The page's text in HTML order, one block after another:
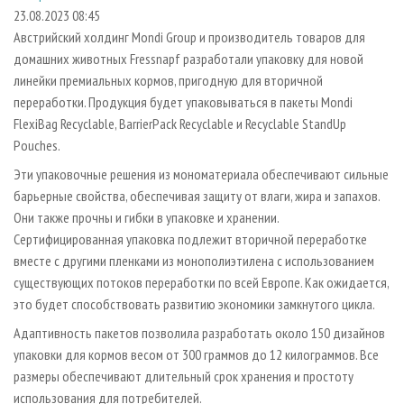
СУШКА ДРЕВЕСИНЫ
ПРОИЗВОДСТВО ДРЕВЕСНЫХ ПЛИТ
ДЕРЕВЯННОЕ ДОМОСТРОЕНИЕ
ПРОИЗВОДСТВО МЕБЕЛИ
БИОЭНЕРГЕТИКА
ИНСТРУМЕНТ И МАТЕРИАЛЫ
ПЕРСОНЫ
МОБИЛЬНЫЕ ВЫСТАВКИ
ОФИЦИАЛЬНЫЕ ДЕЛЕГАЦИИ
ПРИОРИТЕТНЫЕ ИНВЕСТПРОЕКТЫ
RUSSIAN FORESTRY REVIEW
БИБЛИОТЕКА СПЕЦИАЛИСТА
КОНТАКТЫ
РЕКЛАМА
РЕКЛАМА НА САЙТЕ
23.08.2023 08:45
Австрийский холдинг Mondi Group и производитель товаров для
домашних животных Fressnapf разработали упаковку для новой
линейки премиальных кормов, пригодную для вторичной
переработки. Продукция будет упаковываться в пакеты Mondi
FlexiBag Recyclable, BarrierPack Recyclable и Recyclable StandUp
Pouches.
Эти упаковочные решения из мономатериала обеспечивают сильные
барьерные свойства, обеспечивая защиту от влаги, жира и запахов.
Они также прочны и гибки в упаковке и хранении.
Сертифицированная упаковка подлежит вторичной переработке
вместе с другими пленками из монополиэтилена с использованием
существующих потоков переработки по всей Европе. Как ожидается,
это будет способствовать развитию экономики замкнутого цикла.
Адаптивность пакетов позволила разработать около 150 дизайнов
упаковки для кормов весом от 300 граммов до 12 килограммов. Все
размеры обеспечивают длительный срок хранения и простоту
использования для потребителей.